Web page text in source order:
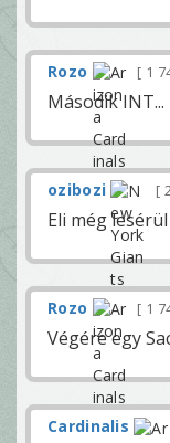
Rozo 1
Második INT...
ozibozi
Eli még
Rozo 1
Végére egy
Cardinalis